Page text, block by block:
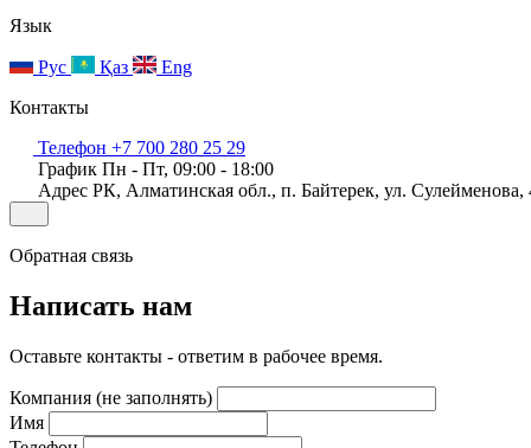
Язык
Рус Қаз
Eng
Контакты
Телефон +7 700 280 25 29
График Пн - Пт, 09:00 - 18:00
Адрес РК, Алматинская обл., п. Байтерек, ул. Сулейменова,
Обратная связь
Написать нам
Оставьте контакты - ответим в рабочее время.
Компания (не заполнять)
Имя